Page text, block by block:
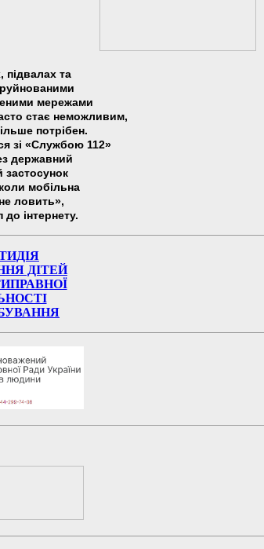
підвалах та
мережами
стає неможливим,
потрібен.
зі «Службою 112»
державний
застосунок
мобільна
ловить»,
до інтернету.
ДІТЕЙ